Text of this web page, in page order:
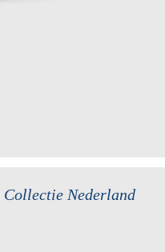
Collectie Nederland